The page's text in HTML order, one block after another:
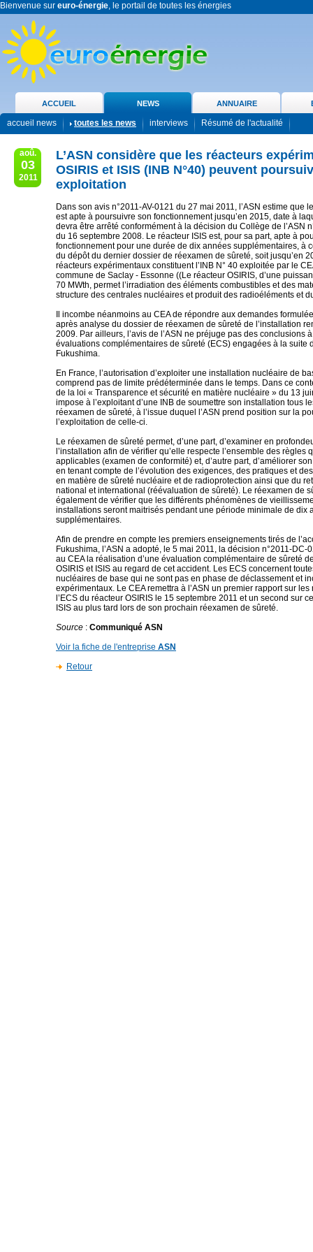
Bienvenue sur euro-énergie, le portail de toutes les énergies
ACCUEIL NEWS ANNUAIRE
accueil news toutes les news interviews Résumé de l'actualité
aoû.
03
2011
L’ASN considère que les réacteurs
OSIRIS et ISIS (INB N°40) peuvent
exploitation
Dans son avis n°2011-AV-0121 du 27 mai 2011, l’ASN estime que
est apte à poursuivre son fonctionnement jusqu’en 2015, date à
devra être arrêté conformément à la décision du Collège de l’ASN
du 16 septembre 2008. Le réacteur ISIS est, pour sa part, apte à
fonctionnement pour une durée de dix années supplémentaires, à
du dépôt du dernier dossier de réexamen de sûreté, soit jusqu’en
réacteurs expérimentaux constituent l’INB N° 40 exploitée par le
commune de Saclay - Essonne ((Le réacteur OSIRIS, d’une
70 MWth, permet l’irradiation des éléments combustibles et des
structure des centrales nucléaires et produit des radioéléments et
Il incombe néanmoins au CEA de répondre aux demandes
après analyse du dossier de réexamen de sûreté de l’installation
2009. Par ailleurs, l’avis de l’ASN ne préjuge pas des conclusions
évaluations complémentaires de sûreté (ECS) engagées à la suite
Fukushima.
En France, l’autorisation d’exploiter une installation nucléaire de
comprend pas de limite prédéterminée dans le temps. Dans ce
de la loi « Transparence et sécurité en matière nucléaire » du 13
impose à l’exploitant d’une INB de soumettre son installation tous
réexamen de sûreté, à l’issue duquel l’ASN prend position sur la
l’exploitation de celle-ci.
Le réexamen de sûreté permet, d’une part, d’examiner en
l’installation afin de vérifier qu’elle respecte l’ensemble des règles
applicables (examen de conformité) et, d’autre part, d’améliorer
en tenant compte de l’évolution des exigences, des pratiques et
en matière de sûreté nucléaire et de radioprotection ainsi que du
national et international (réévaluation de sûreté). Le réexamen de
également de vérifier que les différents phénomènes de
installations seront maitrisés pendant une période minimale de dix
supplémentaires.
Afin de prendre en compte les premiers enseignements tirés de
Fukushima, l’ASN a adopté, le 5 mai 2011, la décision n°2011-DC-
au CEA la réalisation d’une évaluation complémentaire de sûreté
OSIRIS et ISIS au regard de cet accident. Les ECS concernent
nucléaires de base qui ne sont pas en phase de déclassement et
expérimentaux. Le CEA remettra à l’ASN un premier rapport sur les
l’ECS du réacteur OSIRIS le 15 septembre 2011 et un second sur
ISIS au plus tard lors de son prochain réexamen de sûreté.
Source : Communiqué ASN
Voir la fiche de l'entreprise ASN
Retour